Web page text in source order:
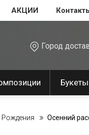
АКЦИИ
Город
Букеты
Рождения Осенний